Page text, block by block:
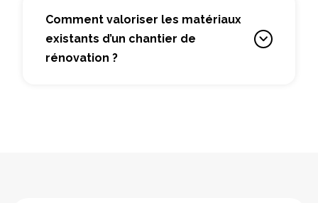
Comment valoriser les matériaux
existants d’un chantier de
rénovation ?